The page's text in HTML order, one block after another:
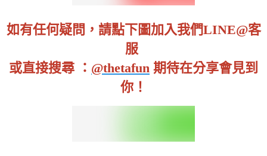
如有任何疑問，請點下圖加入我們LINE@客
服
或直接搜尋 ： @thetafun 期待在分享會見到
你！